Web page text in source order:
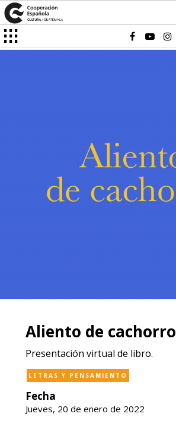
Aliento de cachorro
Presentación virtual de libro.
LETRAS Y PENSAMIENTO
Fecha
Jueves, 20 de enero de 2022